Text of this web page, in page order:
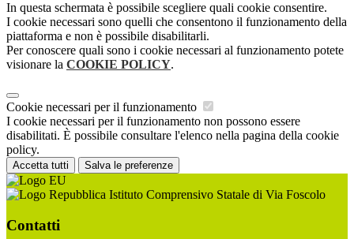
In questa schermata è possibile scegliere quali cookie consentire.
I cookie necessari sono quelli che consentono il funzionamento della
piattaforma e non è possibile disabilitarli.
Per conoscere quali sono i cookie necessari al funzionamento potete
visionare la COOKIE POLICY.
Cookie necessari per il funzionamento
I cookie necessari per il funzionamento non possono essere
disabilitati. È possibile consultare l'elenco nella pagina della cookie
policy.
Accetta tutti Salva le preferenze
Istituto Comprensivo Statale di Via Foscolo
Contatti